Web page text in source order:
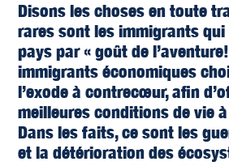
Disons les choses en toute
rares sont les immigrants
pays par « goût de
immigrants économiques
l’exode à contrecœur, afin
meilleures conditions de vie
Dans les faits, ce sont les
et la détérioration des